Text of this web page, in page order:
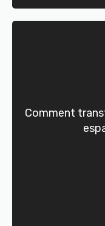
Comment